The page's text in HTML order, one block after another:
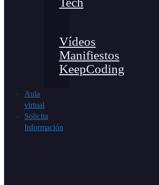
Vídeos
Manifiestos
KeepCoding
Aula
virtual
Solicita
Información